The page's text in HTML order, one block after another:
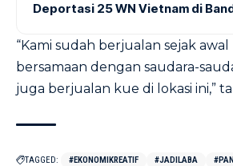
Deportasi 25 WN Vietnam di
“Kami sudah berjualan sejak
bersamaan dengan saudara-
juga berjualan kue di lokasi ini,”
TAGGED: #EKONOMIKREATIF #JADILABA